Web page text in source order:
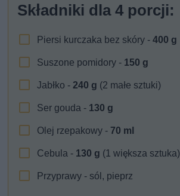
Składniki dla4 porcji:
Piersi kurczaka bez skóry -400 g
Suszone pomidory - 150 g
Jabłko -240 g (2 małe sztuki)
Ser gouda - 130 g
Olej rzepakowy - 70 ml
Cebula - 130 g (1 większa sztuka)
Przyprawy - sól, pieprz